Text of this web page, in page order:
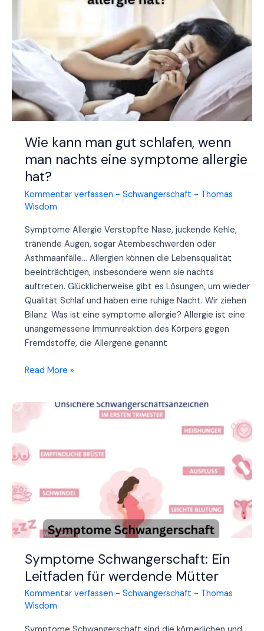
mit
Antibiotika?
Wie kann man gut schlafen, wenn
man nachts eine symptome allergie
hat?
Kommentar verfassen - Schwangerschaft - Thomas
Wisdom
Symptome Allergie Verstopfte Nase, juckende Kehle,
tränende Augen, sogar Atembeschwerden oder
Asthmaanfälle… Allergien können die Lebensqualität
beeinträchtigen, insbesondere wenn sie nachts
auftreten. Glücklicherweise gibt es Lösungen, um wieder
Qualität Schlaf und haben eine ruhige Nacht. Wir ziehen
Bilanz. Was ist eine symptome allergie? Allergie ist eine
unangemessene Immunreaktion des Körpers gegen
Fremdstoffe, die Allergene genannt
Wie
man
nachts
eine
symptome
hat?
Read More »
Symptome Schwangerschaft: Ein
Leitfaden für werdende Mütter
Kommentar verfassen - Schwangerschaft - Thomas
Wisdom